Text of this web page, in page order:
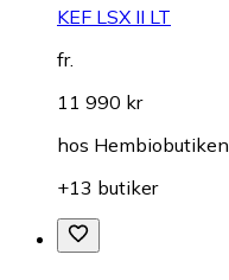
KEF LSX II LT
fr.
11 990 kr
hos Hembiobutiken
+13 butiker